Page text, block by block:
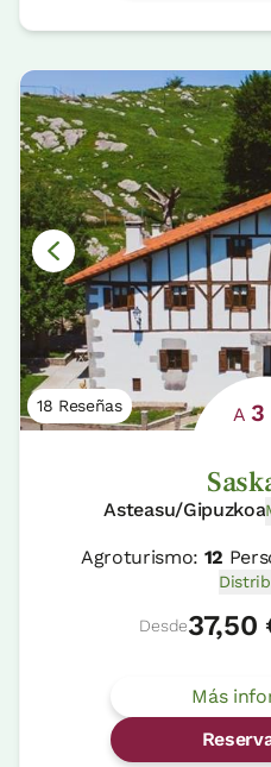
18 Reseñas A 3
Asteasu/Gipuzkoa
Agroturismo: 12
Desde37,50
Más